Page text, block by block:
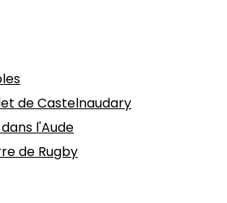
de Castelnaudary
l'Aude
de Rugby